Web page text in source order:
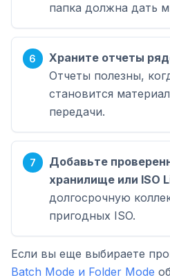
папка должна дать
Храните отчеты
Отчеты полезны,
становится
передачи.
Добавьте
хранилище или ISO
долгосрочную
пригодных ISO.
Если вы еще выбираете
Batch Mode и Folder Mode